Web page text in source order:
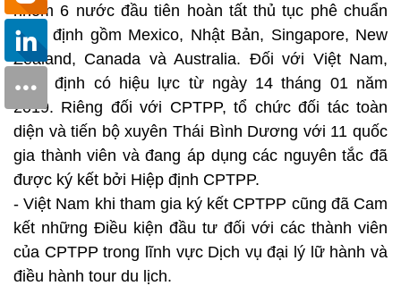
nhóm 6 nước đầu tiên hoàn tất thủ tục phê chuẩn
Hiệp định gồm Mexico, Nhật Bản, Singapore, New
Zealand, Canada và Australia. Đối với Việt Nam,
Hiệp định có hiệu lực từ ngày 14 tháng 01 năm
2019. Riêng đối với CPTPP, tổ chức đối tác toàn
diện và tiến bộ xuyên Thái Bình Dương với 11 quốc
gia thành viên và đang áp dụng các nguyên tắc đã
được ký kết bởi Hiệp định CPTPP.
- Việt Nam khi tham gia ký kết CPTPP cũng đã Cam
kết những Điều kiện đầu tư đối với các thành viên
của CPTPP trong lĩnh vực Dịch vụ đại lý lữ hành và
điều hành tour du lịch.